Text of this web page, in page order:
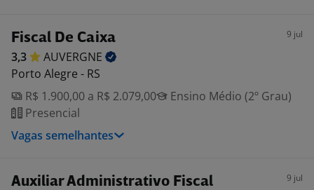
Fiscal De Caixa 9 jul
3,3
AUVERGNE
Porto Alegre - RS
R$ 1.900,00 a R$ 2.079,00
Ensino Médio (2º Grau)
Presencial
Vagas semelhantes
Auxiliar Administrativo Fiscal 9 jul